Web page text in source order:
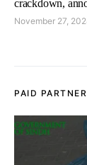
crackdown,
November 27,
PAID